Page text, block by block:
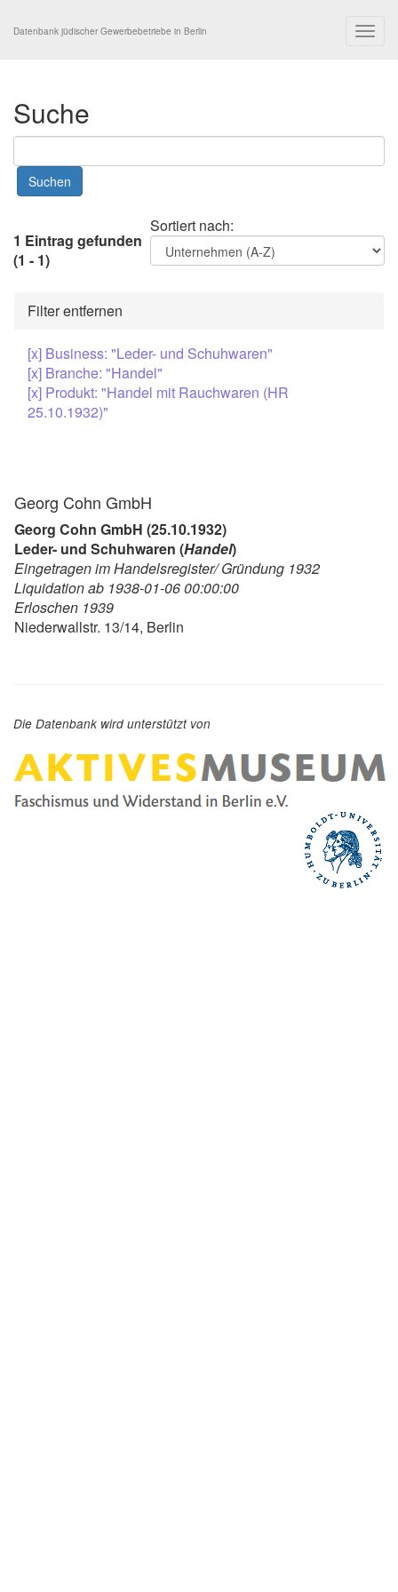
Datenbank jüdischer Gewerbebetriebe in Berlin
Suche
Sortiert nach:
1 Eintrag gefunden
(1 - 1)
Filter entfernen
[x] Business: "Leder- und Schuhwaren"
[x] Branche: "Handel"
[x] Produkt: "Handel mit Rauchwaren (HR
25.10.1932)"
Georg Cohn GmbH
Georg Cohn GmbH (25.10.1932)
Leder- und Schuhwaren (Handel)
Eingetragen im Handelsregister/ Gründung 1932
Liquidation ab 1938-01-06 00:00:00
Erloschen 1939
Niederwallstr. 13/14, Berlin
Die Datenbank wird unterstützt von